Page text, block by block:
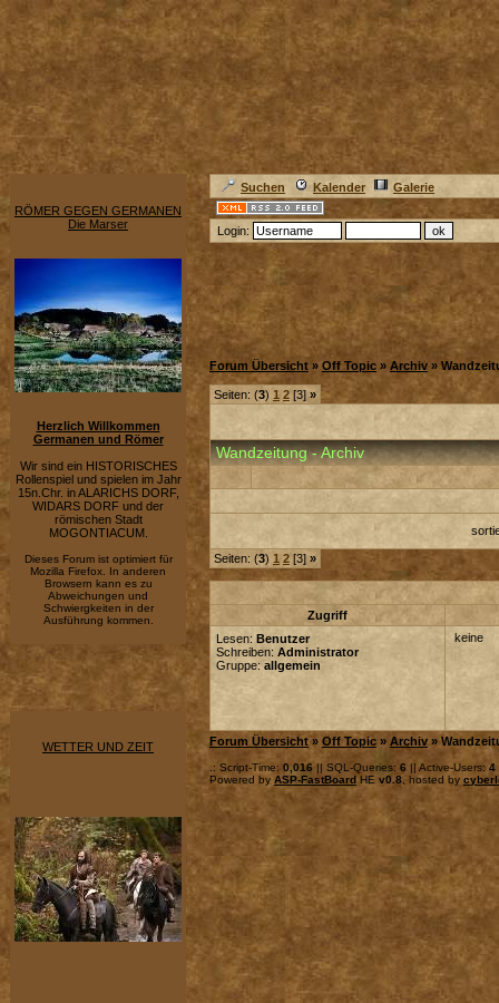
RÖMER GEGEN GERMANEN
Die Marser
Herzlich Willkommen
Germanen und Römer
Wir sind ein HISTORISCHES
Rollenspiel und spielen im Jahr
15n.Chr. in ALARICHS DORF,
WIDARS DORF und der
römischen Stadt
MOGONTIACUM.
Dieses Forum ist optimiert für
Mozilla Firefox. In anderen
Browsern kann es zu
Abweichungen und
Schwiergkeiten in der
Ausführung kommen.
WETTER UND ZEIT
Suchen Kalender Galerie
Login:
Forum Übersicht » Off Topic » Archiv »
Seiten: (3) 1 2 [3] »
Wandzeitung - Archiv
Seiten: (3) 1 2 [3] »
Zugriff
Lesen: Benutzer
Schreiben: Administrator
Gruppe: allgemein
keine
Forum Übersicht » Off Topic » Archiv »
.: Script-Time: 0,016 || SQL-Queries: 6 || Active-Users: 4
Powered by ASP-FastBoardHE v0.8 , hosted by